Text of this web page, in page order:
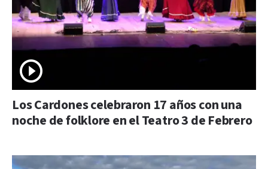
Los Cardones celebraron 17 años con una
noche de folklore en el Teatro 3 de Febrero